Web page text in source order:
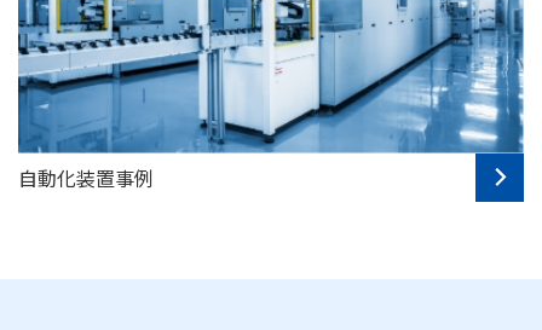
自動化装置事例